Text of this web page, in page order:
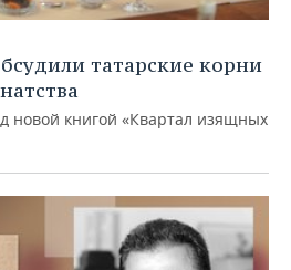
татарские корни
новой книгой «Квартал изящных